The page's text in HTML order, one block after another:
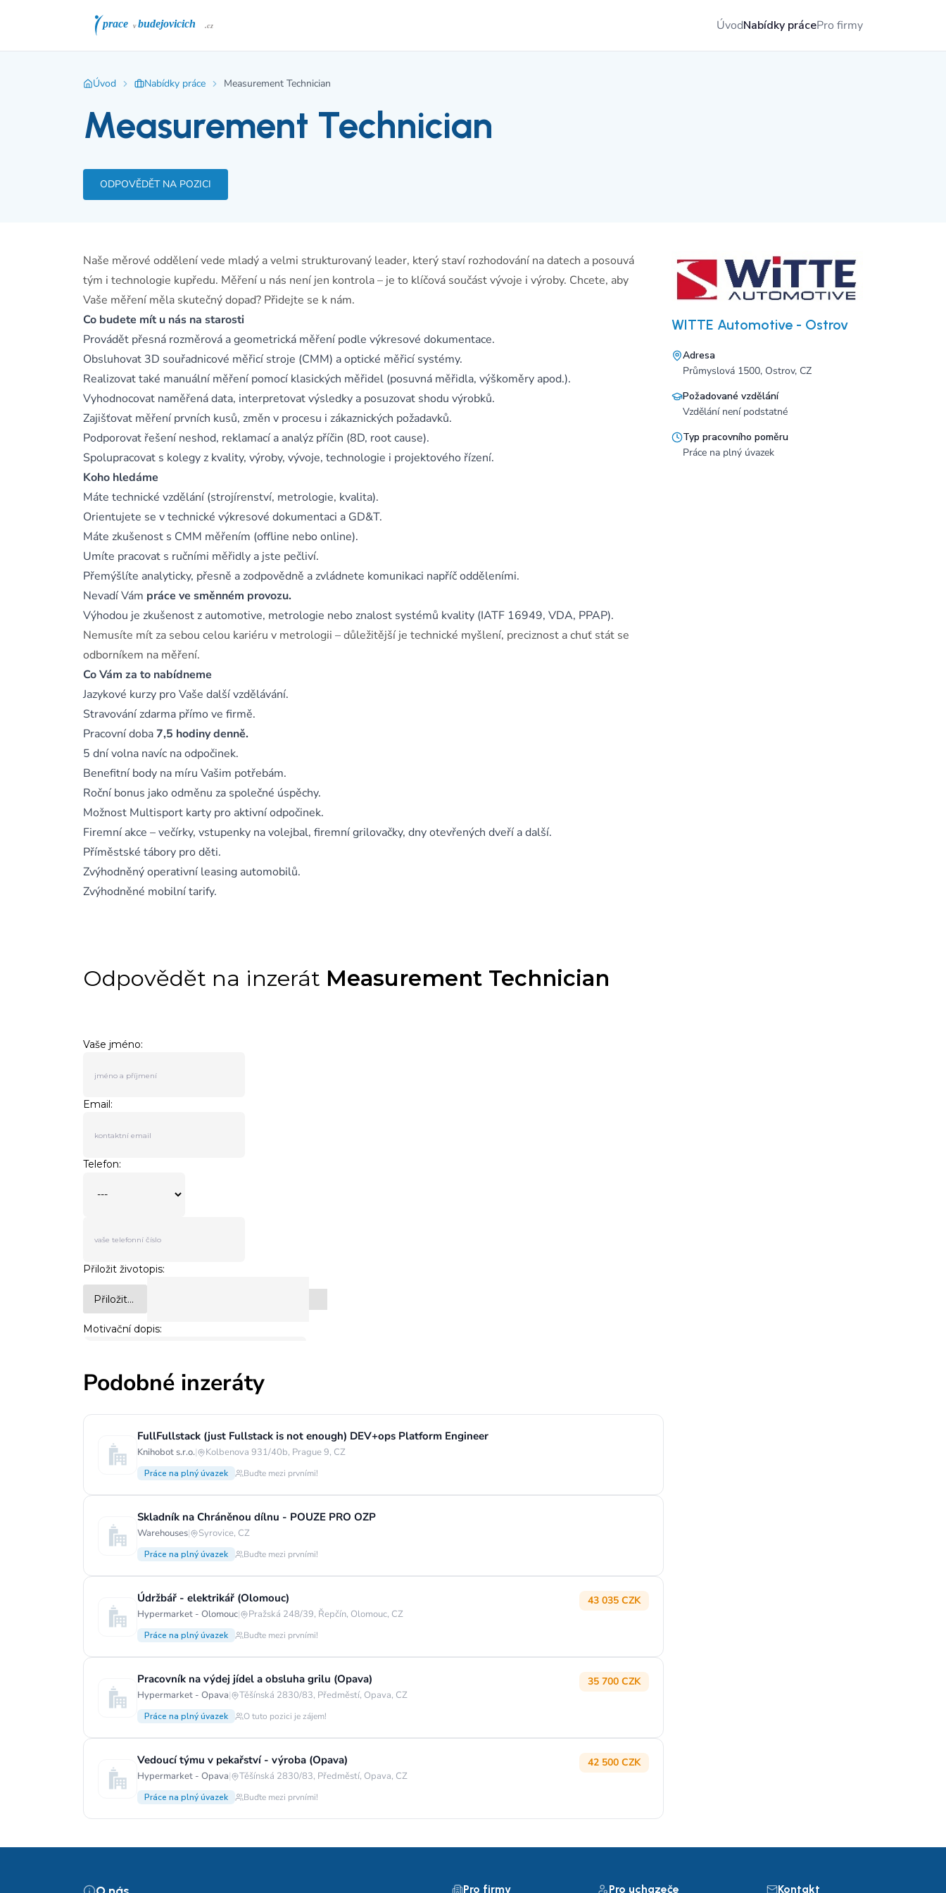
ÚvodNabídky prácePro firmy
Úvod Nabídky práce Measurement Technician
Measurement Technician
ODPOVĚDĚT NA POZICI
Naše měrové oddělení vede mladý a velmi strukturovaný leader, který staví rozhodování na datech a posouvá
tým i technologie kupředu. Měření u nás není jen kontrola – je to klíčová součást vývoje i výroby. Chcete, aby
Vaše měření měla skutečný dopad? Přidejte se k nám.
Co budete mít u nás na starosti
Provádět přesná rozměrová a geometrická měření podle výkresové dokumentace.
Obsluhovat 3D souřadnicové měřicí stroje (CMM) a optické měřicí systémy.
Realizovat také manuální měření pomocí klasických měřidel (posuvná měřidla, výškoměry apod.).
Vyhodnocovat naměřená data, interpretovat výsledky a posuzovat shodu výrobků.
Zajišťovat měření prvních kusů, změn v procesu i zákaznických požadavků.
Podporovat řešení neshod, reklamací a analýz příčin (8D, root cause).
Spolupracovat s kolegy z kvality, výroby, vývoje, technologie i projektového řízení.
Koho hledáme
Máte technické vzdělání (strojírenství, metrologie, kvalita).
Orientujete se v technické výkresové dokumentaci a GD&T.
Máte zkušenost s CMM měřením (offline nebo online).
Umíte pracovat s ručními měřidly a jste pečliví.
Přemýšlíte analyticky, přesně a zodpovědně a zvládnete komunikaci napříč odděleními.
Nevadí Vám práce ve směnném provozu.
Výhodou je zkušenost z automotive, metrologie nebo znalost systémů kvality (IATF 16949, VDA, PPAP).
Nemusíte mít za sebou celou kariéru v metrologii – důležitější je technické myšlení, preciznost a chuť stát se
odborníkem na měření.
Co Vám za to nabídneme
Jazykové kurzy pro Vaše další vzdělávání.
Stravování zdarma přímo ve firmě.
Pracovní doba7,5 hodiny denně.
5 dní volna navíc na odpočinek.
Benefitní body na míru Vašim potřebám.
Roční bonus jako odměnu za společné úspěchy.
Možnost Multisport karty pro aktivní odpočinek.
Firemní akce – večírky, vstupenky na volejbal, firemní grilovačky, dny otevřených dveří a další.
Příměstské tábory pro děti.
Zvýhodněný operativní leasing automobilů.
Zvýhodněné mobilní tarify.
WITTE Automotive - Ostrov
Adresa
Průmyslová 1500, Ostrov, CZ
Požadované vzdělání
Vzdělání není podstatné
Typ pracovního poměru
Práce na plný úvazek
Podobné inzeráty
FullFullstack (just Fullstack is not enough) DEV+ops Platform Engineer
Knihobot s.r.o.| Kolbenova 931/40b, Prague 9, CZ
Práce na plný úvazek Buďte mezi prvními!
Skladník na Chráněnou dílnu - POUZE PRO OZP
Warehouses| Syrovice, CZ
Práce na plný úvazek Buďte mezi prvními!
Údržbář - elektrikář (Olomouc)
Hypermarket - Olomouc| Pražská 248/39, Řepčín, Olomouc, CZ
43 035 CZK
Práce na plný úvazek Buďte mezi prvními!
Pracovník na výdej jídel a obsluha grilu (Opava)
Hypermarket - Opava| Těšínská 2830/83, Předměstí, Opava, CZ
35 700 CZK
Práce na plný úvazek O tuto pozici je zájem!
Vedoucí týmu v pekařství - výroba (Opava)
Hypermarket - Opava| Těšínská 2830/83, Předměstí, Opava, CZ
42 500 CZK
Práce na plný úvazek Buďte mezi prvními!
Pro firmy Pro uchazeče Kontakt